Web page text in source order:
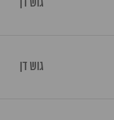
גוש דן
גוש דן